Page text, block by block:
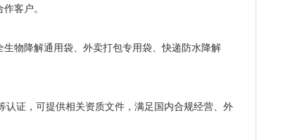
客户。
物降解通用袋、外卖打包专用袋、快递防水降解
认证，可提供相关资质文件，满足国内合规经营、外